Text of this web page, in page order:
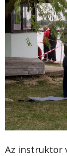
Az instruktor